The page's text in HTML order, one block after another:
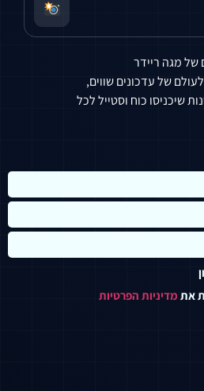
של מגה ריידר
של עדכונים שווים,
שיכניסו כוח וסטייל לכל
את מדיניות הפרטיות